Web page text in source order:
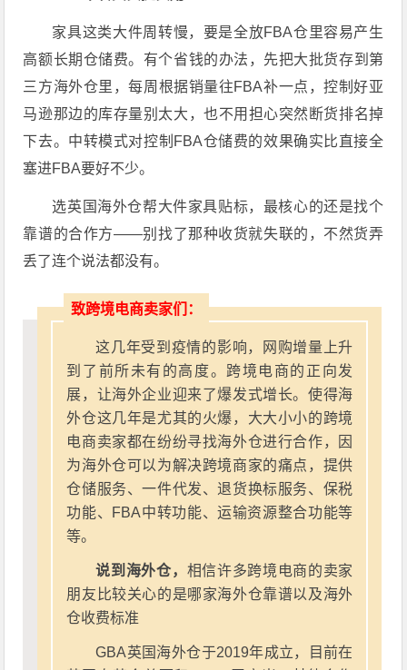
家具这类大件周转慢，要是全放FBA仓里容易产生
高额长期仓储费。有个省钱的办法，先把大批货存到第
三方海外仓里，每周根据销量往FBA补一点，控制好亚
马逊那边的库存量别太大，也不用担心突然断货排名掉
下去。中转模式对控制FBA仓储费的效果确实比直接全
塞进FBA要好不少。
选英国海外仓帮大件家具贴标，最核心的还是找个
靠谱的合作方——别找了那种收货就失联的，不然货弄
丢了连个说法都没有。
致跨境电商卖家们：
这几年受到疫情的影响，网购增量上升
到了前所未有的高度。跨境电商的正向发
展，让海外企业迎来了爆发式增长。使得海
外仓这几年是尤其的火爆，大大小小的跨境
电商卖家都在纷纷寻找海外仓进行合作，因
为海外仓可以为解决跨境商家的痛点，提供
仓储服务、一件代发、退货换标服务、保税
功能、FBA中转功能、运输资源整合功能等
等。
说到海外仓， 相信许多跨境电商的卖家
朋友比较关心的是哪家海外仓靠谱以及海外
仓收费标准
GBA英国海外仓于2019年成立，目前在